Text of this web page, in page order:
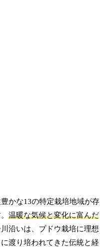
かな13の特定栽培地域が存
温暖な気候と変化に富んだ
沿いは、ブドウ栽培に理想
渡り培われてきた伝統と経